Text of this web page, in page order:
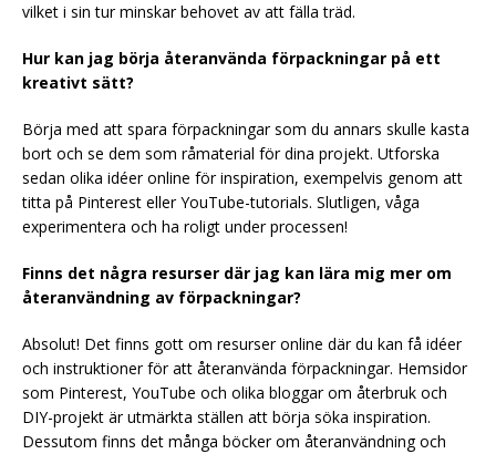
vilket i sin tur minskar behovet av att fälla träd.
Hur kan jag börja återanvända förpackningar på ett
kreativt sätt?
Börja med att spara förpackningar som du annars skulle kasta
bort och se dem som råmaterial för dina projekt. Utforska
sedan olika idéer online för inspiration, exempelvis genom att
titta på Pinterest eller YouTube-tutorials. Slutligen, våga
experimentera och ha roligt under processen!
Finns det några resurser där jag kan lära mig mer om
återanvändning av förpackningar?
Absolut! Det finns gott om resurser online där du kan få idéer
och instruktioner för att återanvända förpackningar. Hemsidor
som Pinterest, YouTube och olika bloggar om återbruk och
DIY-projekt är utmärkta ställen att börja söka inspiration.
Dessutom finns det många böcker om återanvändning och